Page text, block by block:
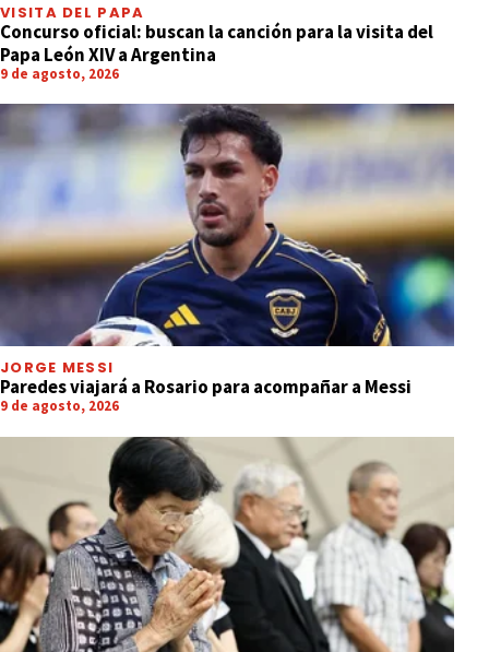
VISITA DEL PAPA
Concurso oficial: buscan la canción para la visita del
Papa León XIV a Argentina
9 de agosto, 2026
JORGE MESSI
Paredes viajará a Rosario para acompañar a Messi
9 de agosto, 2026